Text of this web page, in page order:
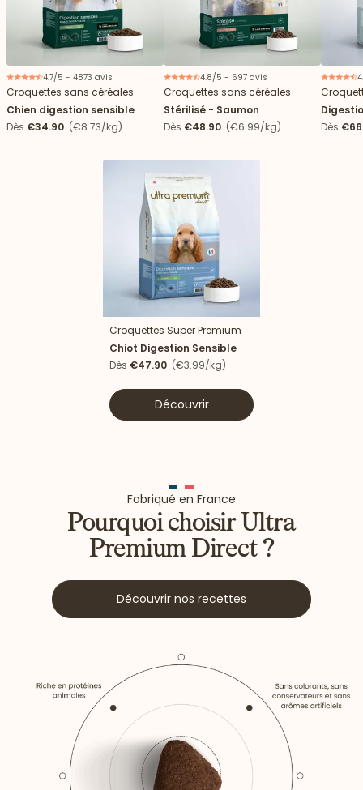
4.7/5 - 4873 avis
Croquettes sans céréales
Chien digestion sensible
Dès €34.90 (€8.73/kg)
4.8/5 - 697 avis
Croquettes sans céréales
Stérilisé - Saumon
Dès €48.90 (€6.99/kg)
Dès
Nouveau
Croquettes Super Premium
Chiot Digestion Sensible
Dès €47.90 (€3.99/kg)
Découvrir
Fabriqué en France
Pourquoi choisir Ultra
Premium Direct ?
Découvrir nos recettes